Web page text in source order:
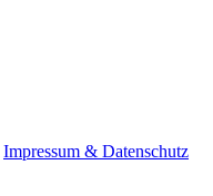
Impressum & Datenschutz